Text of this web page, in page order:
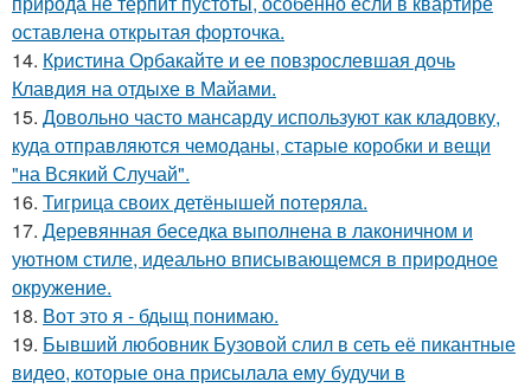
оставлена открытая форточка.
14. Кристина Орбакайте и ее повзрослевшая дочь
Клавдия на отдыхе в Майами.
15. Довольно часто мансарду используют как кладовку,
куда отправляются чемоданы, старые коробки и вещи
"на Всякий Случай".
16. Тигрица своих детёнышей потеряла.
17. Деревянная беседка выполнена в лаконичном и
уютном стиле, идеально вписывающемся в природное
окружение.
18. Вот это я - бдыщ понимаю.
19. Бывший любовник Бузовой слил в сеть её пикантные
видео, которые она присылала ему будучи в